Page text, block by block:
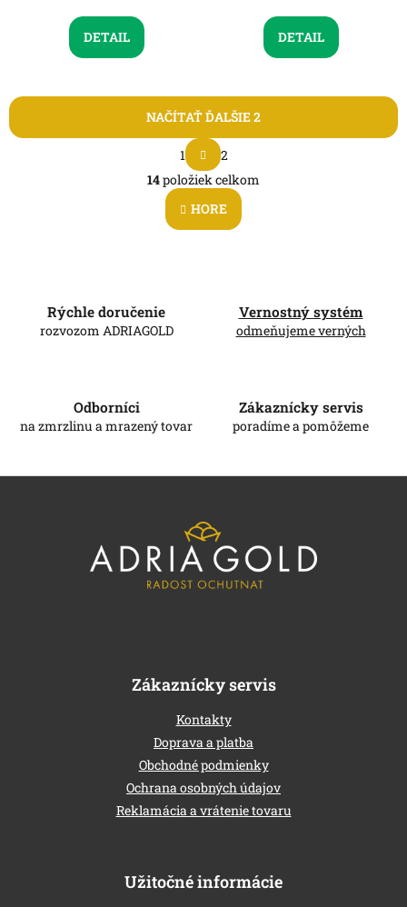
DETAIL DETAIL
O
v
l
á
s
NAČÍTAŤ ĎALŠIE 2
S
t
r
á
n
1
2
14položiek celkom
HORE
Rýchle doručenie
rozvozom ADRIAGOLD
Vernostný systém
odmeňujeme verných
Odborníci
na zmrzlinu a mrazený tovar
Zákaznícky servis
poradíme a pomôžeme
Zákaznícky servis
Kontakty
Doprava a platba
Obchodné podmienky
Ochrana osobných údajov
Reklamácia a vrátenie tovaru
Užitočné informácie